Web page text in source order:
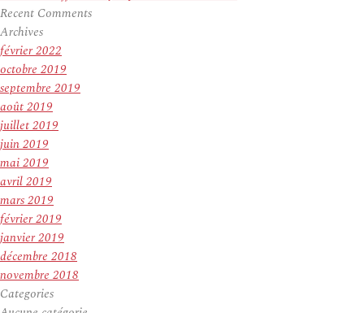
Recent Comments
Archives
février 2022
octobre 2019
septembre 2019
août 2019
juillet 2019
juin 2019
mai 2019
avril 2019
mars 2019
février 2019
janvier 2019
décembre 2018
novembre 2018
Categories